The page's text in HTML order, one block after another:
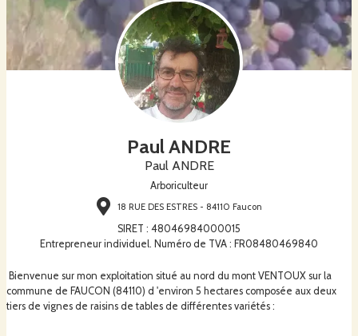
Paul ANDRE
Paul ANDRE
Arboriculteur
18 RUE DES ESTRES - 84110 Faucon
SIRET : 48046984000015
Entrepreneur individuel. Numéro de TVA : FR08480469840
Bienvenue sur mon exploitation situé au nord du mont VENTOUX sur la
commune de FAUCON (84110) d 'environ 5 hectares composée aux deux
tiers de vignes de raisins de tables de différentes variétés :